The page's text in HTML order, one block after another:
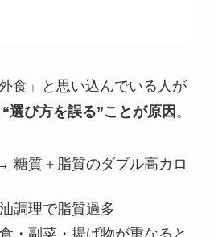
食」と思い込んでいる人が
“選び方を誤る”ことが原因 。
糖質＋脂質のダブル高カロ
調理で脂質過多
・副菜・揚げ物が重なると